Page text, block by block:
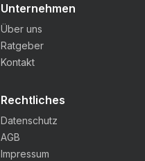
Unternehmen
Über uns
Ratgeber
Kontakt
Rechtliches
Datenschutz
AGB
Impressum